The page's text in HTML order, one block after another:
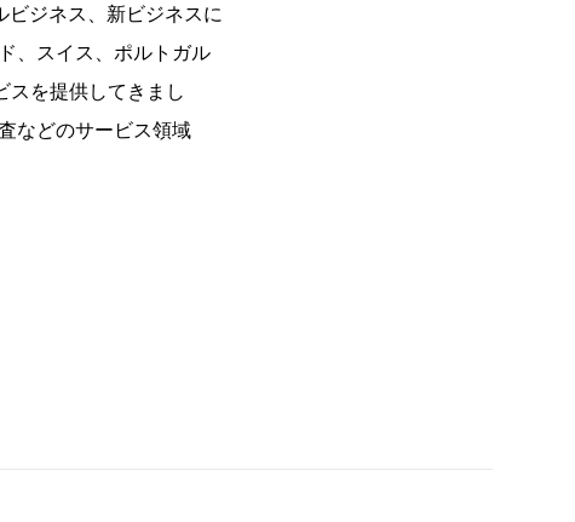
ビジネス、新ビジネスに
、スイス、ポルトガル
を提供してきまし
などのサービス領域